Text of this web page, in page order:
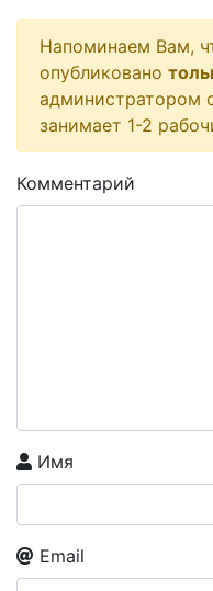
Напоминаем Вам,
опубликовано
администратором
занимает 1-2
Комментарий
Имя
Email